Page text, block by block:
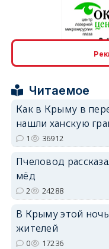
Читаемое
Как в Крыму в
нашли ханскую
1 36912
Пчеловод
мёд
2 24288
В Крыму этой
жителей
0 17236